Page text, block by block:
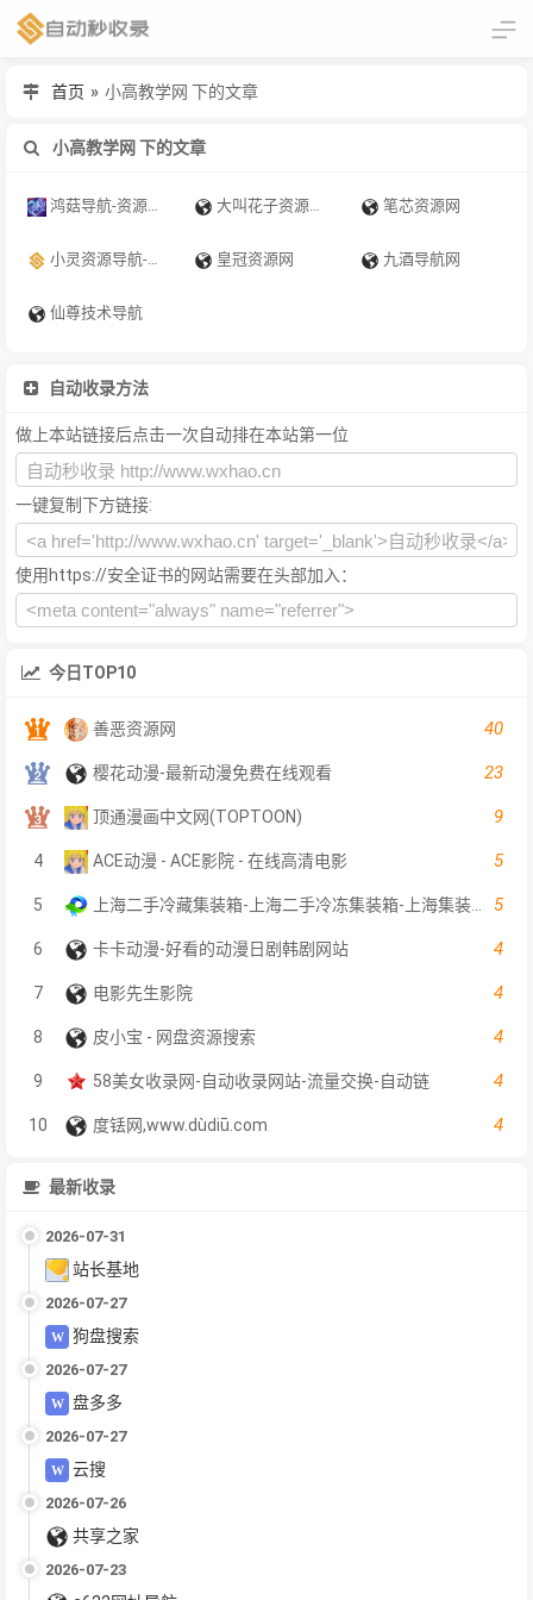
首页 » 小高教学网 下的文章
小高教学网 下的文章
鸿菇导航-资源网址导航 - 汇集各大资源网 - 全网优质教程技术网 - 鸿菇导航网 - 搜集资源就从这里开始 大叫花子资源网-主要整合网络共享资源,分享网络热门教程,发布免费实用工具,各种活动线报,网站源码 笔芯资源网
小灵资源导航-小灵资源网-QQ资源吧,滚石导航网,老a资源库,小刀娱乐网, 找资源 学习技术 从这里开始 皇冠资源网 九酒导航网
仙尊技术导航
自动收录方法
做上本站链接后点击一次自动排在本站第一位
一键复制下方链接:
使用https://安全证书的网站需要在头部加入：
今日TOP10
善恶资源网 40
樱花动漫-最新动漫免费在线观看 23
顶通漫画中文网(TOPTOON) 9
4 ACE动漫 - ACE影院 - 在线高清电影 5
5 5
6 卡卡动漫-好看的动漫日剧韩剧网站 4
7 电影先生影院 4
8 皮小宝 - 网盘资源搜索 4
9 58美女收录网-自动收录网站-流量交换-自动链 4
10 度铥网,www.dùdiū.com 4
最新收录
2026-07-31
站长基地
2026-07-27
狗盘搜索
2026-07-27
盘多多
2026-07-27
云搜
2026-07-26
共享之家
2026-07-23